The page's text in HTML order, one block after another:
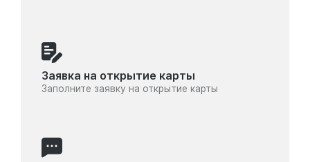
Заявка на открытие карты
Заполните заявку на открытие карты